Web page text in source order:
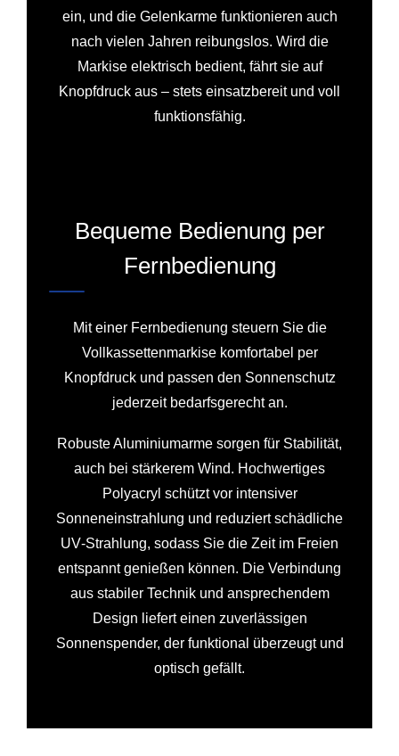
ein, und die Gelenkarme funktionieren auch
nach vielen Jahren reibungslos. Wird die
Markise elektrisch bedient, fährt sie auf
Knopfdruck aus – stets einsatzbereit und voll
funktionsfähig.
Bequeme Bedienung per
Fernbedienung
Mit einer Fernbedienung steuern Sie die
Vollkassettenmarkise komfortabel per
Knopfdruck und passen den Sonnenschutz
jederzeit bedarfsgerecht an.
Robuste Aluminiumarme sorgen für Stabilität,
auch bei stärkerem Wind. Hochwertiges
Polyacryl schützt vor intensiver
Sonneneinstrahlung und reduziert schädliche
UV‑Strahlung, sodass Sie die Zeit im Freien
entspannt genießen können. Die Verbindung
aus stabiler Technik und ansprechendem
Design liefert einen zuverlässigen
Sonnenspender, der funktional überzeugt und
optisch gefällt.